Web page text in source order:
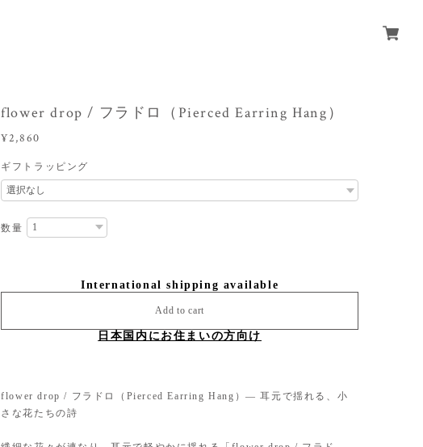
flower drop / フラドロ（Pierced Earring Hang）
¥2,860
ギフトラッピング
数量
International shipping available
Add to cart
日本国内にお住まいの方向け
flower drop / フラドロ（Pierced Earring Hang）— 耳元で揺れる、小
さな花たちの詩